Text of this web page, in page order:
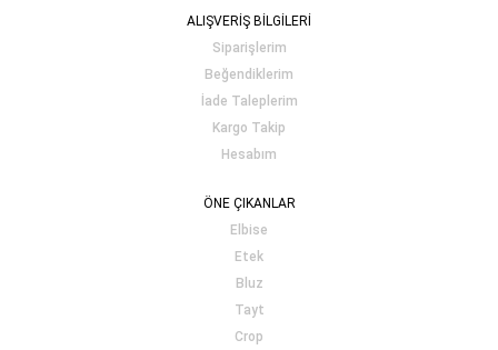
ALIŞVERİŞ BİLGİLERİ
Siparişlerim
Beğendiklerim
İade Taleplerim
Kargo Takip
Hesabım
ÖNE ÇIKANLAR
Elbise
Etek
Bluz
Tayt
Crop